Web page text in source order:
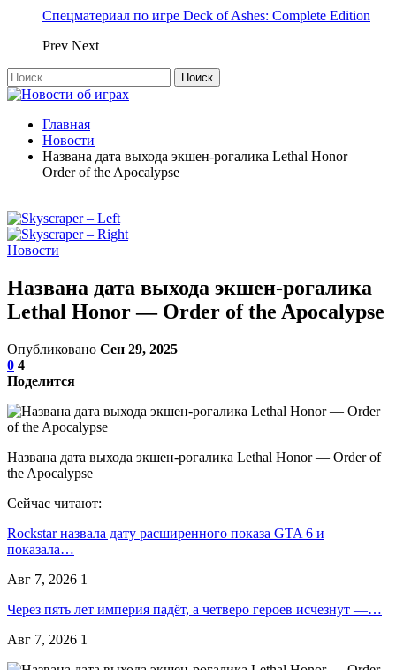
Спецматериал по игре Deck of Ashes: Complete Edition
Prev Next
Главная
Новости
Названа дата выхода экшен-рогалика Lethal Honor —
Order of the Apocalypse
Новости
Названа дата выхода экшен-рогалика
Lethal Honor — Order of the Apocalypse
Опубликовано Сен 29, 2025
0 4
Поделится
Названа дата выхода экшен-рогалика Lethal Honor — Order of
the Apocalypse
Сейчас читают:
Rockstar назвала дату расширенного показа GTA 6 и
показала…
Авг 7, 2026 1
Через пять лет империя падёт, а четверо героев исчезнут —…
Авг 7, 2026 1